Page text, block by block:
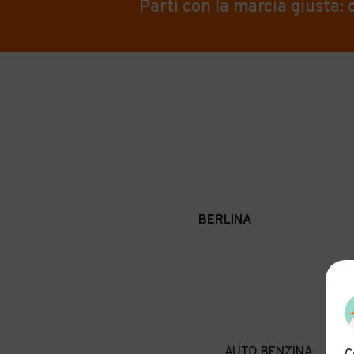
Parti con la marcia giusta:
BERLINA